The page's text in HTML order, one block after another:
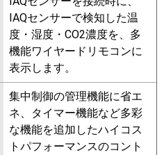
IAQセンサーで検知した温
度・湿度・CO2濃度を、多
機能ワイヤードリモコンに
表示します。
集中制御の管理機能に省エ
ネ、タイマー機能など多彩
な機能を追加したハイコス
トパフォーマンスのコント